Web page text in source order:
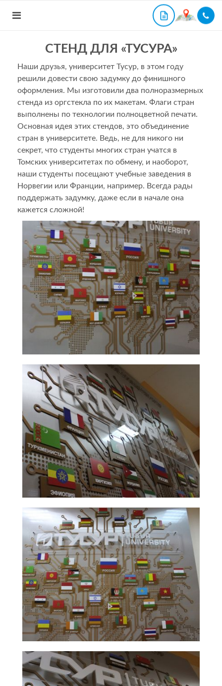
СТЕНД ДЛЯ «ТУСУРА»
Наши друзья, университет Тусур, в этом году
решили довести свою задумку до финишного
оформления. Мы изготовили два полноразмерных
стенда из оргстекла по их макетам. Флаги стран
выполнены по технологии полноцветной печати.
Основная идея этих стендов, это объединение
стран в университете. Ведь, не для никого ни
секрет, что студенты многих стран учатся в
Томских университетах по обмену, и наоборот,
наши студенты посещают учебные заведения в
Норвегии или Франции, например. Всегда рады
поддержать задумку, даже если в начале она
кажется сложной!